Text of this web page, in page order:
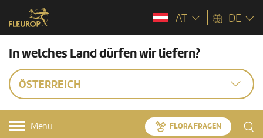
AT DE
In welches Land dürfen wir liefern?
ÖSTERREICH
Menü FLORA FRAGEN